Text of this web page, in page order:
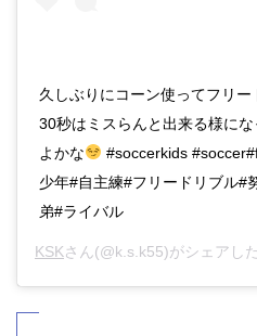
久しぶりにコーン使ってフリ
30秒はミスらんと出来る様に
よかな
#soccerkids
少年#自主練#フリードリブル#
弟#ライバル
KSKさん(@k.s.k55)がシェアし